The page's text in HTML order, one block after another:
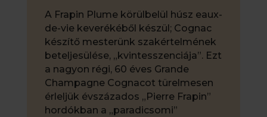
A Frapin Plume körülbelül húsz eaux-
de-vie keverékéből készül; Cognac
készítő mesterünk szakértelmének
beteljesülése, „kvintesszenciája”. Ezt
a nagyon régi, 60 éves Grande
Champagne Cognacot türelmesen
érleljük évszázados „Pierre Frapin”
hordókban a „paradicsomi”